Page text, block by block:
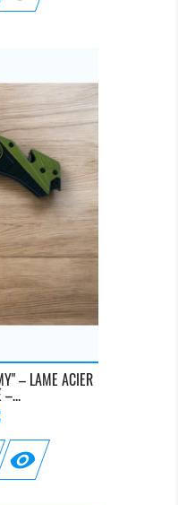
– LAME ACIER
–...
